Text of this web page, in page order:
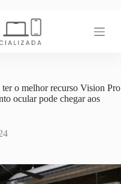
o melhor recurso Vision Pro
ocular pode chegar aos